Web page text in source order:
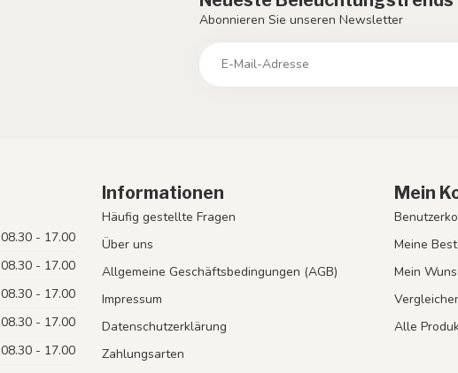
Abonnieren Sie unseren Newsletter
08.30 - 17.00
08.30 - 17.00
08.30 - 17.00
08.30 - 17.00
08.30 - 17.00
Informationen
Häufig gestellte Fragen
Über uns
Allgemeine Geschäftsbedingungen (AGB)
Impressum
Datenschutzerklärung
Zahlungsarten
Mein
Meine
Mein
Alle